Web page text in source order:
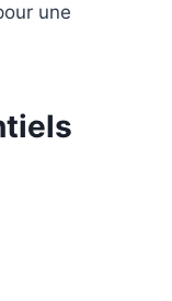
une